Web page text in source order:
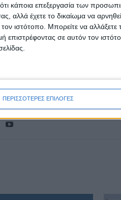
κάποια επεξεργασία των
αλλά έχετε το δικαίωμα να
ιστότοπο. Μπορείτε να
επιστρέφοντας σε αυτόν τον
ΠΕΡΙΣΣΟΤΕΡΕΣ ΕΠΙΛΟΓΕΣ
Πως ο Ντάνιελ
σε
καταστροφή
Πρωινή Εφημερίδα της Καρδίτσας